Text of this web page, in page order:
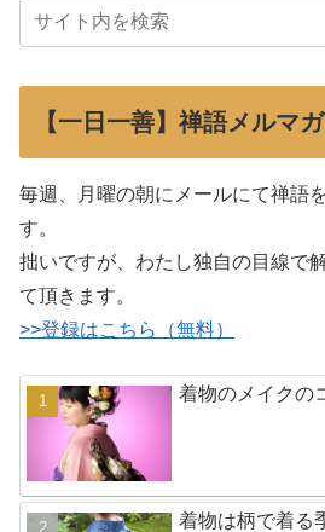
【一日一善】禅語メルマガ
毎週、月曜の朝にメールにて禅語
す。
拙いですが、わたし独自の目線で
て頂きます。
>>登録はこちら（無料）
着物のメイクの
着物は柄で着る